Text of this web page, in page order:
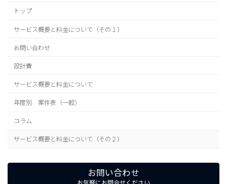
トップ
サービス概要と料金について（その１）
お問い合わせ
設計費
サービス概要と料金について
年度別 案件表（一般）
コラム
サービス概要と料金について（その２）
お問い合わせ
お気軽にお問合せください